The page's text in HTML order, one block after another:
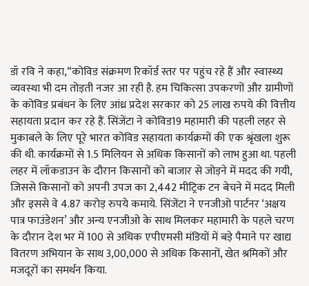
डॉ रवि ने कहा,“कोविड संक्रमण रिकॉर्ड स्तर पर पहुंच रहे हैं और स्वास्थ्य
व्यवस्था भी दम तोड़ती नजर आ रही है. हम चिकित्सा उपकरणों और ग्रामीणों
के कोविड प्रबंधन के लिए आंध्र प्रदेश सरकार को 25 लाख रुपये की वित्तीय
सहायता प्रदान कर रहे हैं. सिंजेंटा ने कोविड19 महामारी की पहली लहर से
मुकाबले के लिए पूरे भारत कोविड सहायता कार्यक्रमों की एक श्रृंखला शुरू
की थी. कार्यक्रमों से 1.5 मिलियन से अधिक किसानों को लाभ हुआ था. पहली
लहर में लॉकडाउन के दौरान किसानों को बाजार से जोड़ने में मदद की गयी,
जिससे किसानों को अपनी उपज का 2,442 मीट्रिक टन बेचने में मदद मिली
और इससे वे 4.87 करोड़ रुपये कमाये. सिंजेंटा ने एनजीओ पार्टनर ‘अक्षय
पात्र फाउंडेशन’ और अन्य एनजीओ के साथ मिलकर महामारी के पहले चरण
के दौरान देश भर में 100 से अधिक एपीएमसी मंडियों में बड़े पैमाने पर खाद्य
वितरण अभियान के साथ 3,00,000 से अधिक किसानों, खेत श्रमिकों और
मजदूरों का समर्थन किया.